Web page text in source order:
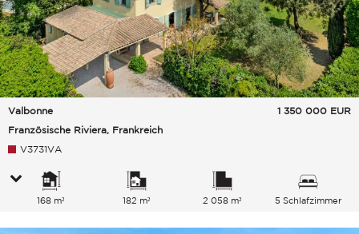
Valbonne
Französische Riviera, Frankreich
1 350 000 EUR
V3731VA
168 m² 182 m² 2 058 m² 5 Schlafzimmer